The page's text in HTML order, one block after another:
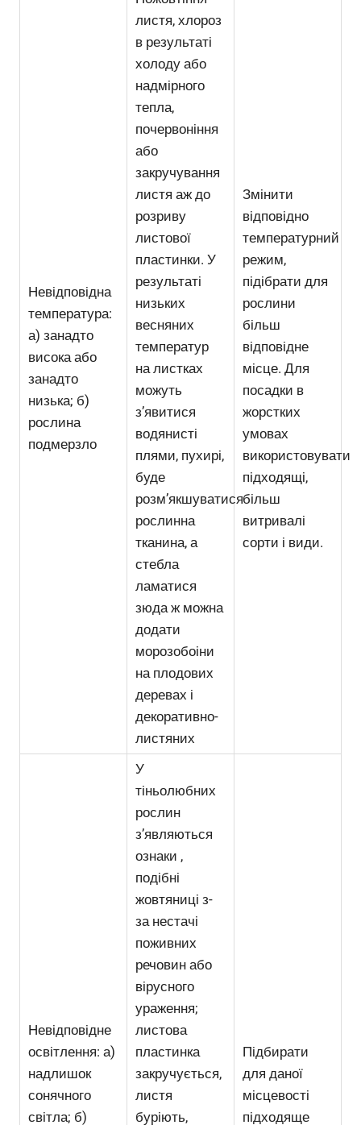
Невідповідна
температура:
а) занадто
висока або
занадто
низька; б)
рослина
подмерзло
листя, хлороз
в результаті
холоду або
надмірного
тепла,
почервоніння
або
закручування
листя аж до
розриву
листової
пластинки. У
результаті
низьких
весняних
температур
на листках
можуть
з’явитися
водянисті
плями, пухирі,
буде
розм’якшуватися
рослинна
тканина, а
стебла
ламатися
зюда ж можна
додати
морозобоіни
на плодових
деревах і
декоративно-
листяних
Змінити
відповідно
температурний
режим,
підібрати для
рослини
більш
відповідне
місце. Для
посадки в
жорстких
умовах
використовувати
підходящі,
більш
витривалі
сорти і види.
Невідповідне
освітлення: а)
надлишок
сонячного
світла; б)
У
тіньолюбних
рослин
з’являються
ознаки ,
подібні
жовтяниці з-
за нестачі
поживних
речовин або
вірусного
ураження;
листова
пластинка
закручується,
листя
буріють,
Підбирати
для даної
місцевості
підходяще